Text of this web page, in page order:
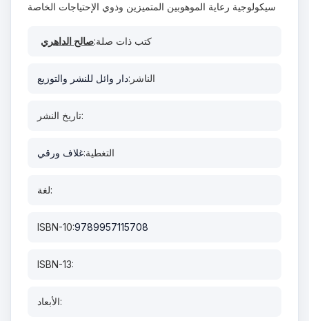
سيكولوجية رعاية الموهوبين المتميزين وذوي الإحتياجات الخاصة
كتب ذات صلة:صالح الداهري
الناشر:دار وائل للنشر والتوزيع
تاريخ النشر:
التغطية:غلاف ورقي
لغة:
ISBN-10:9789957115708
ISBN-13:
الأبعاد: